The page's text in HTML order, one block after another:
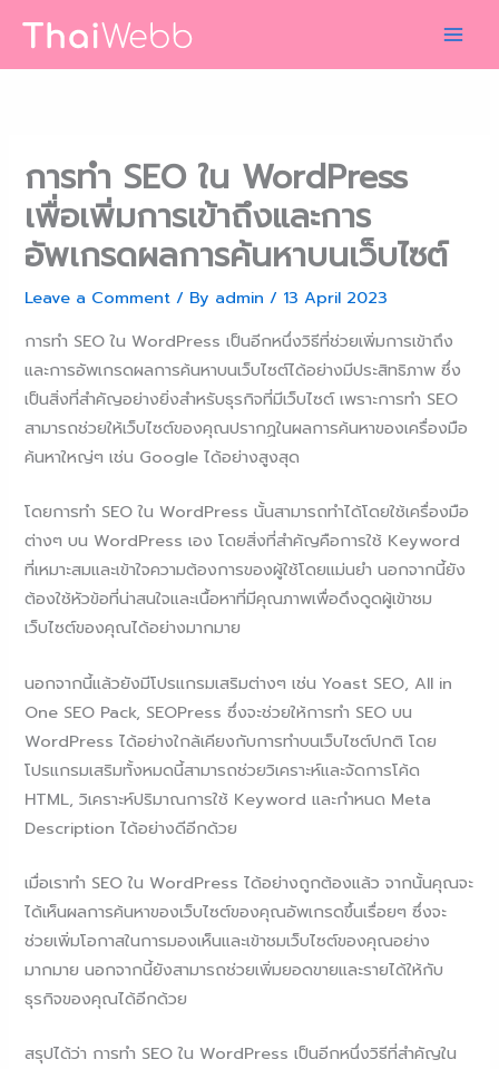
content
การทำ SEO ใน WordPress
เพื่อเพิ่มการเข้าถึงและการ
อัพเกรดผลการค้นหาบนเว็บไซต์
Leave a Comment / By admin/ 13 April 2023
การทำ SEO ใน WordPress เป็นอีกหนึ่งวิธีที่ช่วยเพิ่มการเข้าถึง
และการอัพเกรดผลการค้นหาบนเว็บไซต์ได้อย่างมีประสิทธิภาพ ซึ่ง
เป็นสิ่งที่สำคัญอย่างยิ่งสำหรับธุรกิจที่มีเว็บไซต์ เพราะการทำ SEO
สามารถช่วยให้เว็บไซต์ของคุณปรากฏในผลการค้นหาของเครื่องมือ
ค้นหาใหญ่ๆ เช่น Google ได้อย่างสูงสุด
โดยการทำ SEO ใน WordPress นั้นสามารถทำได้โดยใช้เครื่องมือ
ต่างๆ บน WordPress เอง โดยสิ่งที่สำคัญคือการใช้ Keyword
ที่เหมาะสมและเข้าใจความต้องการของผู้ใช้โดยแม่นยำ นอกจากนี้ยัง
ต้องใช้หัวข้อที่น่าสนใจและเนื้อหาที่มีคุณภาพเพื่อดึงดูดผู้เข้าชม
เว็บไซต์ของคุณได้อย่างมากมาย
นอกจากนี้แล้วยังมีโปรแกรมเสริมต่างๆ เช่น Yoast SEO, All in
One SEO Pack, SEOPress ซึ่งจะช่วยให้การทำ SEO บน
WordPress ได้อย่างใกล้เคียงกับการทำบนเว็บไซต์ปกติ โดย
โปรแกรมเสริมทั้งหมดนี้สามารถช่วยวิเคราะห์และจัดการโค้ด
HTML, วิเคราะห์ปริมาณการใช้ Keyword และกำหนด Meta
Description ได้อย่างดีอีกด้วย
เมื่อเราทำ SEO ใน WordPress ได้อย่างถูกต้องแล้ว จากนั้นคุณจะ
ได้เห็นผลการค้นหาของเว็บไซต์ของคุณอัพเกรดขึ้นเรื่อยๆ ซึ่งจะ
ช่วยเพิ่มโอกาสในการมองเห็นและเข้าชมเว็บไซต์ของคุณอย่าง
มากมาย นอกจากนี้ยังสามารถช่วยเพิ่มยอดขายและรายได้ให้กับ
ธุรกิจของคุณได้อีกด้วย
สรุปได้ว่า การทำ SEO ใน WordPress เป็นอีกหนึ่งวิธีที่สำคัญใน